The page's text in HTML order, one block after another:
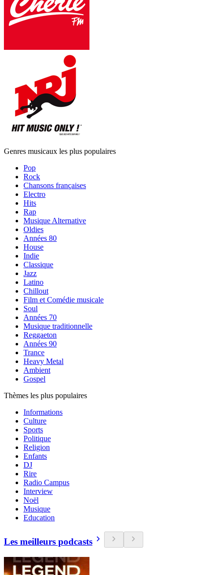
Genres musicaux les plus populaires
Pop
Rock
Chansons françaises
Electro
Hits
Rap
Musique Alternative
Oldies
Années 80
House
Indie
Classique
Jazz
Latino
Chillout
Film et Comédie musicale
Soul
Années 70
Musique traditionnelle
Reggaeton
Années 90
Trance
Heavy Metal
Ambient
Gospel
Thèmes les plus populaires
Informations
Culture
Sports
Politique
Religion
Enfants
DJ
Rire
Radio Campus
Interview
Noël
Musique
Education
Les meilleurs podcasts